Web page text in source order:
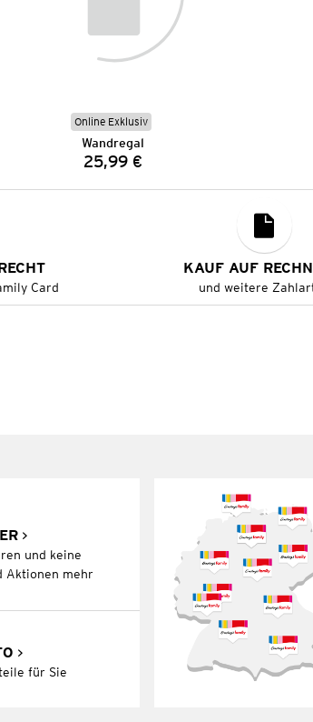
Online Exklusiv
Wandregal
Preis:
25,99 €
Card
KAUF AUF
und weitere
und keine
Aktionen mehr
für Sie